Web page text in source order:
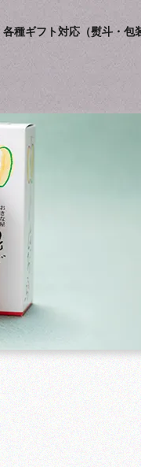
各種ギフト対応（熨斗・包